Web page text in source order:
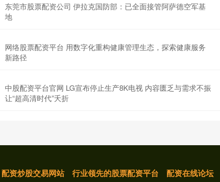
东莞市股票配资公司 伊拉克国防部：已全面接管阿萨德空军基
地
网络股票配资平台 用数字化重构健康管理生态，探索健康服务
新路径
中股配资平台官网 LG宣布停止生产8K电视 内容匮乏与需求不振
让“超高清时代”夭折
配资炒股交易网站 行业领先的股票配资平台 配资在线论坛